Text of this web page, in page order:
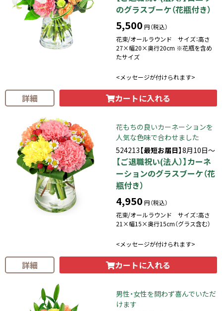
のグラスブーケ（花瓶付き）
5,500 円（税込）
花束/オールラウンド サイズ：高さ
27×幅20×奥行20cm ※花瓶を含め
たサイズ
<メッセージが付けられます>
詳細 カートに入れる
花もちの良いカーネーションを
人気な色味で合わせました
524213【最短お届日】8月10日～
【ご退職祝い(法人）】カーネ
ーションのグラスブーケ（花
瓶付き）
4,950 円（税込）
花束/オールラウンド サイズ：高さ
21×幅15×奥行15cm（グラス含む）
<メッセージが付けられます>
詳細 カートに入れる
男性・女性を問わず喜んでいただ
けます